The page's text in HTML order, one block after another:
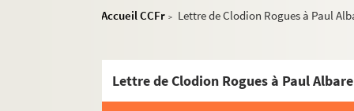
Accueil CCFr > Lettre de Clodion Rogues à Paul
Lettre de Clodion Rogues à Paul
ALB 3.386. Lettre de Paul Ranier à
ALB 3.387. Carte de Wilfrid Rebel à